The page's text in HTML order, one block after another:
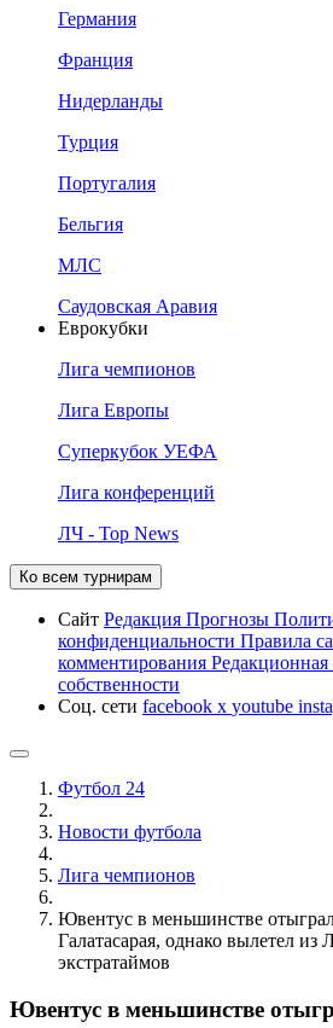
Германия
Франция
Нидерланды
Турция
Португалия
Бельгия
МЛС
Саудовская Аравия
Еврокубки
Лига чемпионов
Лига Европы
Суперкубок УЕФА
Лига конференций
ЛЧ - Top News
Ко всем турнирам
Сайт Редакция Прогнозы
конфиденциальности Правила
комментирования Редакционная
собственности
Соц. сети facebook x youtube
Футбол 24
Новости футбола
Лига чемпионов
Ювентус в меньшинстве
Галатасарая, однако вылетел
экстратаймов
Ювентус в меньшинстве